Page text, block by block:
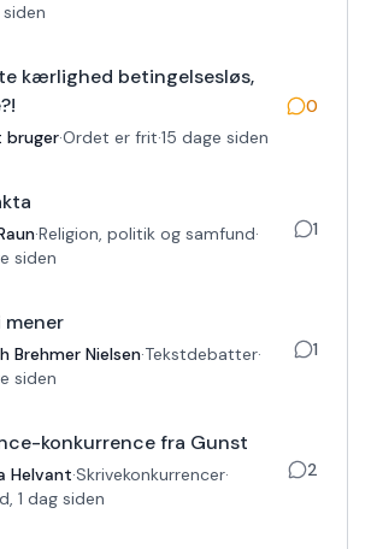
siden
kærlighed betingelsesløs,
·Ordet er frit·15 dage siden
0
·Religion, politik og samfund·
siden
1
mener
Brehmer Nielsen·Tekstdebatter·
siden
1
konkurrence fra Gunst
Helvant·Skrivekonkurrencer·
1 dag siden
2